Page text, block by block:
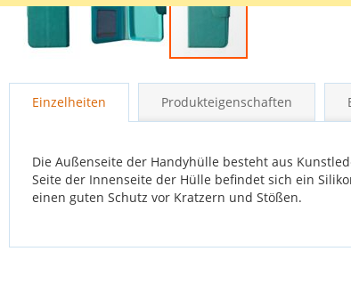
Anfang
Einzelheiten Produkteigenschaften
Die Außenseite der Handyhülle besteht aus
Seite der Innenseite der Hülle befindet sich ein
einen guten Schutz vor Kratzern und Stößen.